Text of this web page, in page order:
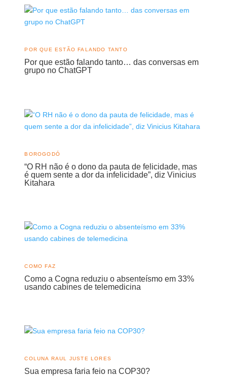
Por que estão falando tanto… das conversas em
grupo no ChatGPT
POR QUE ESTÃO FALANDO TANTO
“O RH não é o dono da pauta de felicidade, mas
é quem sente a dor da infelicidade”, diz Vinicius
Kitahara
BOROGODÓ
Como a Cogna reduziu o absenteísmo em 33%
usando cabines de telemedicina
COMO FAZ
Sua empresa faria feio na COP30?
COLUNA RAUL JUSTE LORES